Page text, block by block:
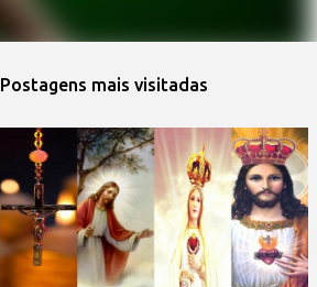
Postagens mais visitadas